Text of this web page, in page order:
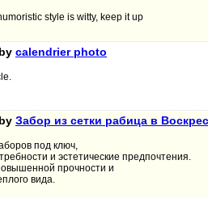
style is witty, keep it up
calendrier photo
Забор из сетки рабица в
под ключ,
и эстетические предпочтения.
прочности и
вида.